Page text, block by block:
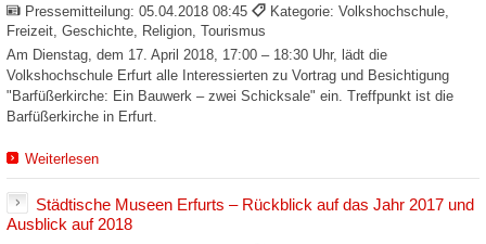
Pressemitteilung: 05.04.2018 08:45
Kategorie: Volkshochschule,
Freizeit, Geschichte, Religion, Tourismus
Am Dienstag, dem 17. April 2018, 17:00 – 18:30 Uhr, lädt die
Volkshochschule Erfurt alle Interessierten zu Vortrag und Besichtigung
"Barfüßerkirche: Ein Bauwerk – zwei Schicksale" ein. Treffpunkt ist die
Barfüßerkirche in Erfurt.
Weiterlesen
Städtische Museen Erfurts – Rückblick auf das Jahr 2017 und
Ausblick auf 2018